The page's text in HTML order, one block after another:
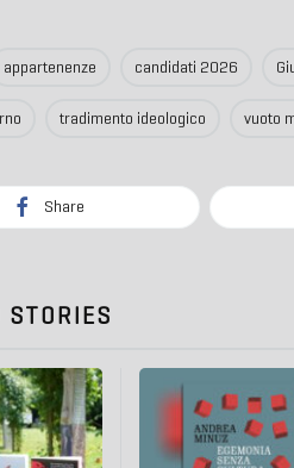
appartenenze candidati 2026
tradimento ideologico vuoto
Share
STORIES